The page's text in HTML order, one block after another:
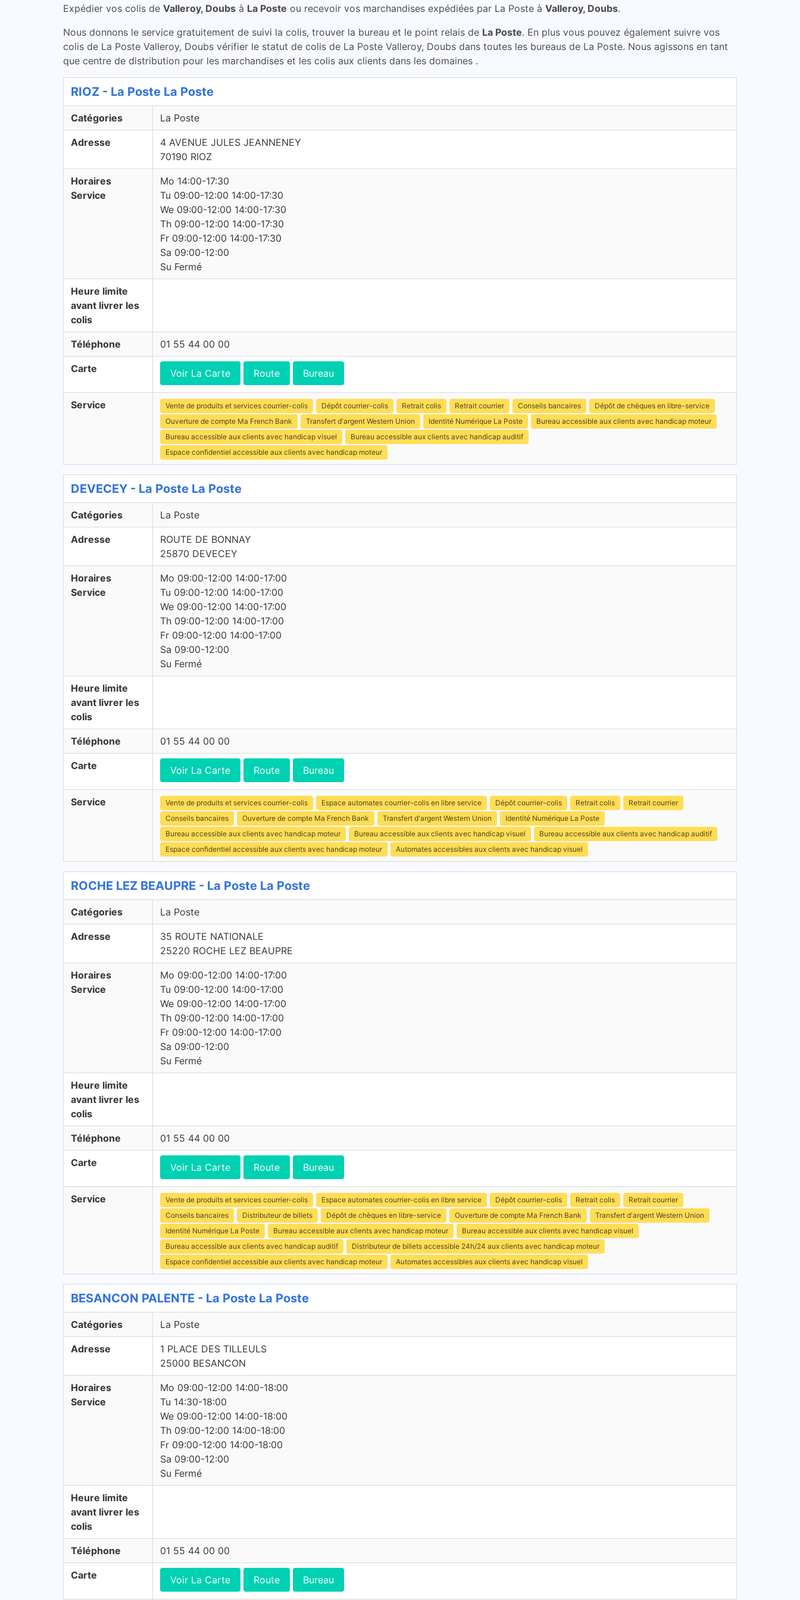
Expédier vos colis de Valleroy, Doubs à La Poste ou recevoir vos marchandises expédiées par La Poste à Valleroy, Doubs.
Nous donnons le service gratuitement de suivi la colis, trouver la bureau et le point relais de La Poste. En plus vous pouvez également suivre vos
colis de La Poste Valleroy, Doubs vérifier le statut de colis de La Poste Valleroy, Doubs dans toutes les bureaus de La Poste. Nous agissons en tant
que centre de distribution pour les marchandises et les colis aux clients dans les domaines .
RIOZ - La Poste La Poste
Catégories La Poste
Adresse
4 AVENUE JULES JEANNENEY
70190 RIOZ
Horaires
Service
Mo 14:00-17:30
Tu 09:00-12:00 14:00-17:30
We 09:00-12:00 14:00-17:30
Th 09:00-12:00 14:00-17:30
Fr 09:00-12:00 14:00-17:30
Sa 09:00-12:00
Su Fermé
Heure limite
avant livrer les
colis
Téléphone 01 55 44 00 00
Carte Voir La Carte Route Bureau
Service Vente de produits et services courrier-colis Dépôt courrier-colis Retrait colis Retrait courrier Conseils bancaires
Dépôt de chèques en libre-service
Ouverture de compte Ma French Bank
Transfert d'argent Western Union Identité Numérique La Poste
Bureau accessible aux clients avec handicap moteur
Bureau accessible aux clients avec handicap visuel
Bureau accessible aux clients avec handicap auditif
Espace confidentiel accessible aux clients avec handicap moteur
DEVECEY - La Poste La Poste
Catégories La Poste
Adresse
ROUTE DE BONNAY
25870 DEVECEY
Horaires
Service
Mo 09:00-12:00 14:00-17:00
Tu 09:00-12:00 14:00-17:00
We 09:00-12:00 14:00-17:00
Th 09:00-12:00 14:00-17:00
Fr 09:00-12:00 14:00-17:00
Sa 09:00-12:00
Su Fermé
Heure limite
avant livrer les
colis
Téléphone 01 55 44 00 00
Carte Voir La Carte Route Bureau
Service Vente de produits et services courrier-colis Espace automates courrier-colis en libre service Dépôt courrier-colis Retrait colis
Retrait courrier
Conseils bancaires
Ouverture de compte Ma French Bank Transfert d'argent Western Union
Identité Numérique La Poste
Bureau accessible aux clients avec handicap moteur
Bureau accessible aux clients avec handicap visuel
Bureau accessible aux clients avec handicap auditif
Espace confidentiel accessible aux clients avec handicap moteur
Automates accessibles aux clients avec handicap visuel
ROCHE LEZ BEAUPRE - La Poste La Poste
Catégories La Poste
Adresse
35 ROUTE NATIONALE
25220 ROCHE LEZ BEAUPRE
Horaires
Service
Mo 09:00-12:00 14:00-17:00
Tu 09:00-12:00 14:00-17:00
We 09:00-12:00 14:00-17:00
Th 09:00-12:00 14:00-17:00
Fr 09:00-12:00 14:00-17:00
Sa 09:00-12:00
Su Fermé
Heure limite
avant livrer les
colis
Téléphone 01 55 44 00 00
Carte Voir La Carte Route Bureau
Service Vente de produits et services courrier-colis Espace automates courrier-colis en libre service Dépôt courrier-colis Retrait colis
Retrait courrier
Conseils bancaires
Distributeur de billets Dépôt de chèques en libre-service Ouverture de compte Ma French Bank
Transfert d'argent Western Union
Identité Numérique La Poste
Bureau accessible aux clients avec handicap moteur
Bureau accessible aux clients avec handicap visuel
Bureau accessible aux clients avec handicap auditif
Distributeur de billets accessible 24h/24 aux clients avec handicap moteur
Espace confidentiel accessible aux clients avec handicap moteur
Automates accessibles aux clients avec handicap visuel
BESANCON PALENTE - La Poste La Poste
Catégories La Poste
Adresse
1 PLACE DES TILLEULS
25000 BESANCON
Horaires
Service
Mo 09:00-12:00 14:00-18:00
Tu 14:30-18:00
We 09:00-12:00 14:00-18:00
Th 09:00-12:00 14:00-18:00
Fr 09:00-12:00 14:00-18:00
Sa 09:00-12:00
Su Fermé
Heure limite
avant livrer les
colis
Téléphone 01 55 44 00 00
Carte Voir La Carte Route Bureau